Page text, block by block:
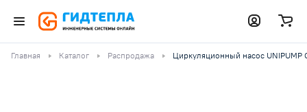
Главная Каталог Распродажа Циркуляционный насос UNIPUMP